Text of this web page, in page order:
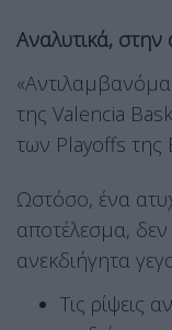
Αναλυτικά,
της Valencia
των Playoffs της
Ωστόσο, ένα
αποτέλεσμα, δεν
ανεκδιήγητα
Τις ρίψεις